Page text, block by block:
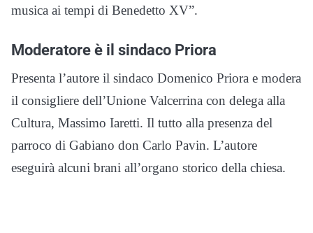
musica ai tempi di Benedetto XV”.
Moderatore è il sindaco Priora
Presenta l’autore il sindaco Domenico Priora e modera
il consigliere dell’Unione Valcerrina con delega alla
Cultura, Massimo Iaretti. Il tutto alla presenza del
parroco di Gabiano don Carlo Pavin. L’autore
eseguirà alcuni brani all’organo storico della chiesa.